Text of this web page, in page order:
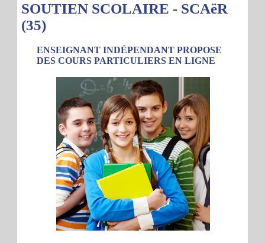
SOUTIEN SCOLAIRE - SCAëR
(35)
ENSEIGNANT INDÉPENDANT PROPOSE
DES COURS PARTICULIERS EN LIGNE